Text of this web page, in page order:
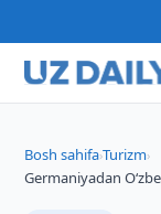
Bosh sahifa›Turizm›
Germaniyadan